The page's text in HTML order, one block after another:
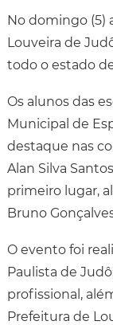
No domingo (5)
Louveira de
todo o estado
Os alunos das
Municipal de
destaque nas
Alan Silva
primeiro lugar,
Bruno
O evento foi
Paulista de
profissional,
Prefeitura de